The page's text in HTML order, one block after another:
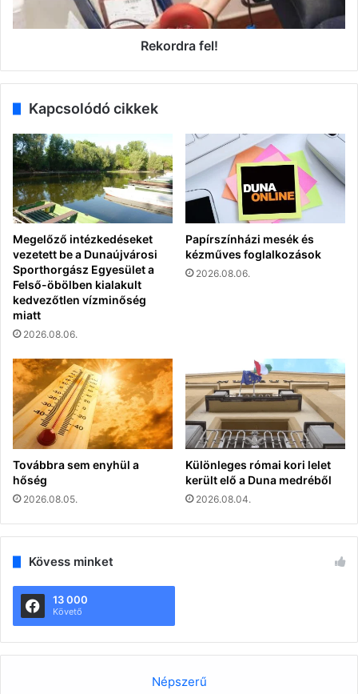
Rekordra fel!
Kapcsolódó cikkek
Megelőző intézkedéseket
vezetett be a Dunaújvárosi
Sporthorgász Egyesület a
Felső-öbölben kialakult
kedvezőtlen vízminőség
miatt
2026.08.06.
Papírszínházi mesék és
kézműves foglalkozások
2026.08.06.
Továbbra sem enyhül a
hőség
2026.08.05.
Különleges római kori lelet
került elő a Duna medréből
2026.08.04.
Kövess minket
13 000
Követő
Népszerű